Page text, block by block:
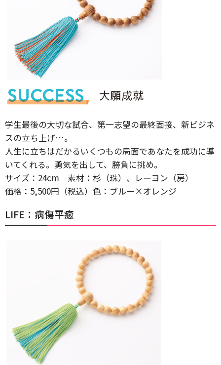
学生最後の大切な試合、第一志望の最終面接、新ビジネ
スの立ち上げ…。
人生に立ちはだかるいくつもの局面であなたを成功に導
いてくれる。勇気を出して、勝負に挑め。
サイズ：24cm 素材：杉（珠）、レーヨン（房）
価格：5,500円（税込）色：ブルー×オレンジ
LIFE：病傷平癒